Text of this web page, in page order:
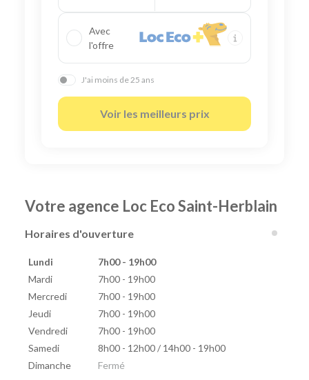
Avec
l'offre
J'ai moins de 25 ans
Voir les meilleurs prix
Votre agence Loc Eco Saint-Herblain
Horaires d'ouverture
Lundi
7h00 - 19h00
Mardi
7h00 - 19h00
Mercredi
7h00 - 19h00
Jeudi
7h00 - 19h00
Vendredi
7h00 - 19h00
Samedi
8h00 - 12h00 / 14h00 - 19h00
Dimanche
Fermé